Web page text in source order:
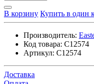
В корзину Купить в один
Производитель:
Код товара: C12574
Артикул: C12574
Доставка